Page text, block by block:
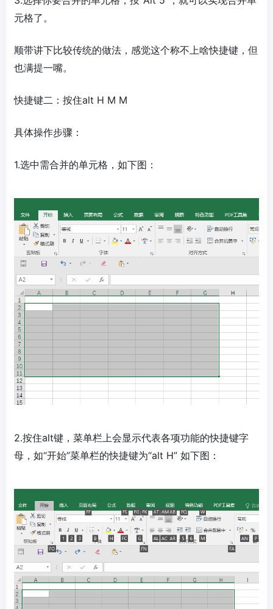
元格了。
顺带讲下比较传统的做法，感觉这个称不上啥快捷键，但
也满提一嘴。
快捷键二：按住alt H M M
具体操作步骤：
1.选中需合并的单元格，如下图：
2.按住alt键，菜单栏上会显示代表各项功能的快捷键字
母，如“开始”菜单栏的快捷键为“alt H” 如下图：